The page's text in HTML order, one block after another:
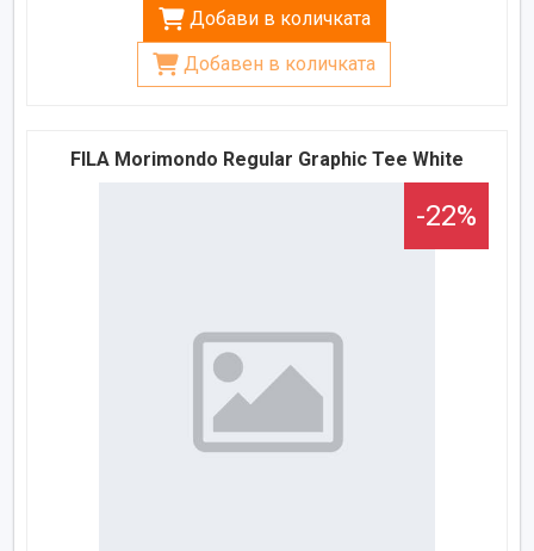
Добави в количката
Добавен в количката
FILA Morimondo Regular Graphic Tee White
-22%